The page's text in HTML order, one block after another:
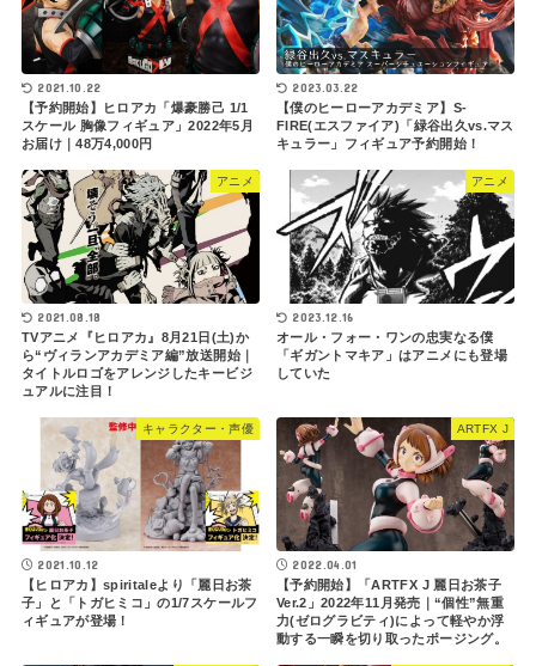
2021.10.22
【予約開始】ヒロアカ「爆豪勝己 1/1
スケール 胸像フィギュア」2022年5月
お届け｜48万4,000円
2023.03.22
【僕のヒーローアカデミア】S-
FIRE(エスファイア)「緑谷出久vs.マス
キュラー」フィギュア予約開始！
アニメ
2021.08.18
TVアニメ『ヒロアカ』8月21日(土)か
ら“ヴィランアカデミア編”放送開始｜
タイトルロゴをアレンジしたキービジ
ュアルに注目！
アニメ
2023.12.16
オール・フォー・ワンの忠実なる僕
「ギガントマキア」はアニメにも登場
していた
キャラクター・声優
2021.10.12
【ヒロアカ】spiritaleより「麗日お茶
子」と「トガヒミコ」の1/7スケールフ
ィギュアが登場！
ARTFX J
2022.04.01
【予約開始】「ARTFX J 麗日お茶子
Ver.2」2022年11月発売｜“個性”無重
力(ゼログラビティ)によって軽やか浮
動する一瞬を切り取ったポージング。